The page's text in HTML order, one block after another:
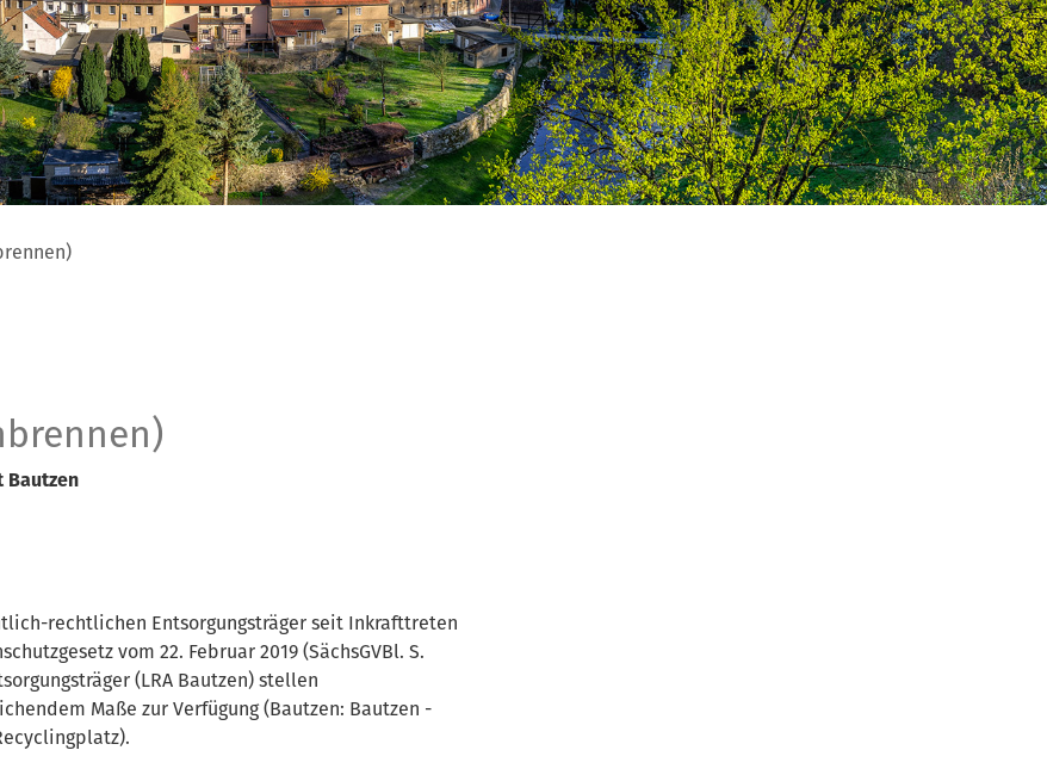
Bautzen
rechtlichen Entsorgungsträger seit Inkrafttreten
vom 22. Februar 2019 (SächsGVBl. S.
(LRA Bautzen) stellen
Maße zur Verfügung (Bautzen: Bautzen -